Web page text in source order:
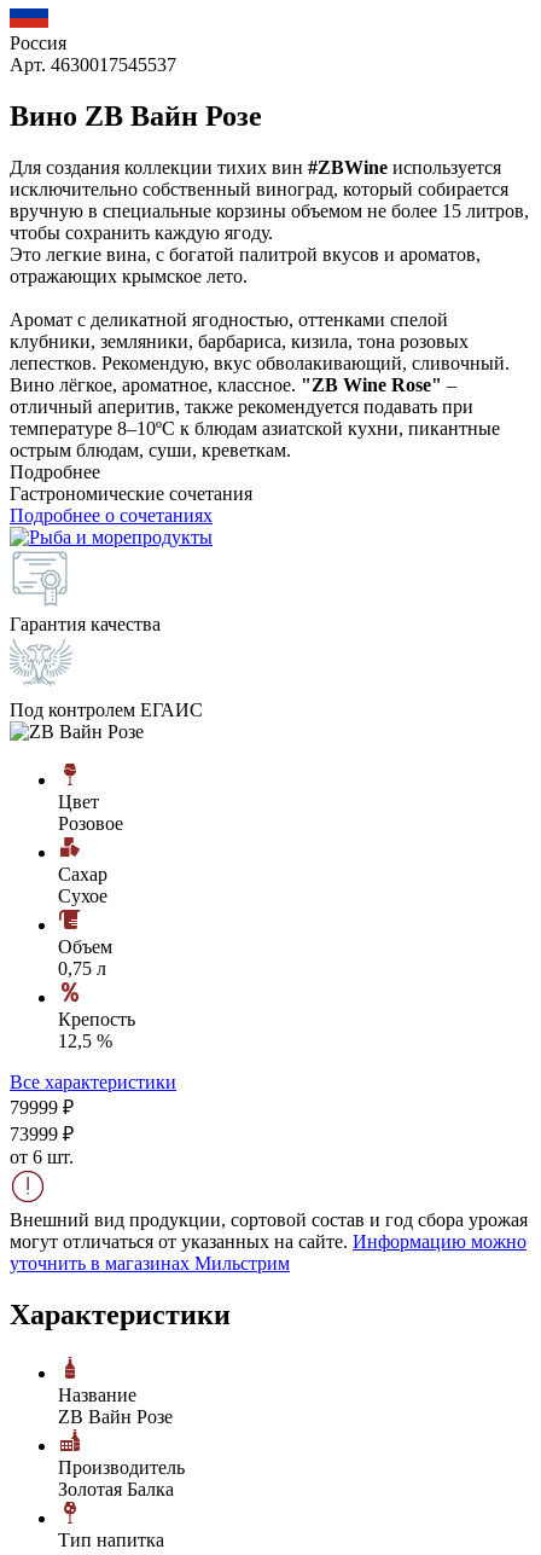
Россия
Арт. 4630017545537
Вино ZB Вайн Розе
Для создания коллекции тихих вин #ZBWine используется
исключительно собственный виноград, который собирается
вручную в специальные корзины объемом не более 15 литров,
чтобы сохранить каждую ягоду.
Это легкие вина, с богатой палитрой вкусов и ароматов,
отражающих крымское лето.
Аромат с деликатной ягодностью, оттенками спелой
клубники, земляники, барбариса, кизила, тона розовых
лепестков. Рекомендую, вкус обволакивающий, сливочный.
Вино лёгкое, ароматное, классное. "ZB Wine Rose" –
отличный аперитив, также рекомендуется подавать при
температуре 8–10ºС к блюдам азиатской кухни, пикантные
острым блюдам, суши, креветкам.
Подробнее
Гастрономические сочетания
Подробнее о сочетаниях
Гарантия качества
Под контролем ЕГАИС
Цвет
Розовое
Сахар
Сухое
Объем
0,75 л
Крепость
12,5 %
Все характеристики
79999 ₽
73999 ₽
от 6 шт.
Внешний вид продукции, сортовой состав и год сбора урожая
могут отличаться от указанных на сайте. Информацию можно
уточнить в магазинах Мильстрим
Характеристики
Название
ZB Вайн Розе
Производитель
Золотая Балка
Тип напитка